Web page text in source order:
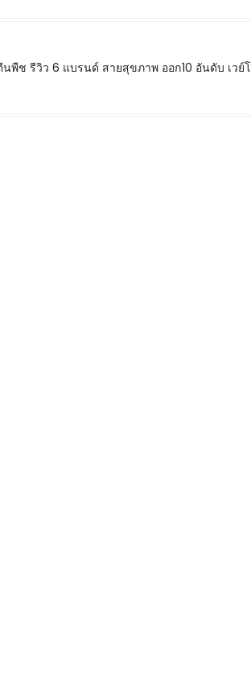
นพืช รีวิว 6 แบรนด์ สายสุขภาพ ออก10 อันดับ เว